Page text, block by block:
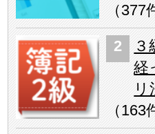
（377
経
リ
（163